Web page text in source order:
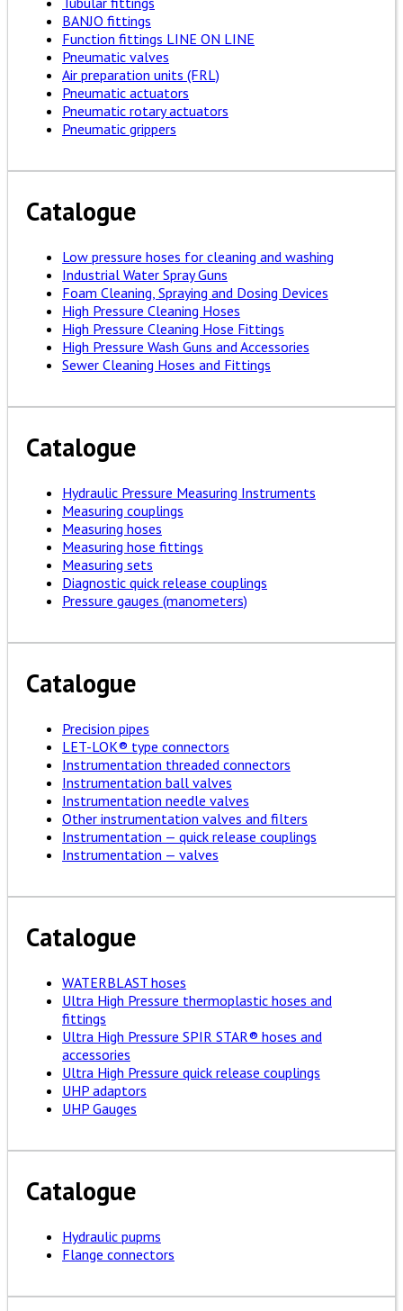
BANJO fittings
Function fittings LINE ON LINE
Pneumatic valves
Air preparation units (FRL)
Pneumatic actuators
Pneumatic rotary actuators
Pneumatic grippers
Catalogue
Low pressure hoses for cleaning and washing
Industrial Water Spray Guns
Foam Cleaning, Spraying and Dosing Devices
High Pressure Cleaning Hoses
High Pressure Cleaning Hose Fittings
High Pressure Wash Guns and Accessories
Sewer Cleaning Hoses and Fittings
Catalogue
Hydraulic Pressure Measuring Instruments
Measuring couplings
Measuring hoses
Measuring hose fittings
Measuring sets
Diagnostic quick release couplings
Pressure gauges (manometers)
Catalogue
Precision pipes
LET-LOK® type connectors
Instrumentation threaded connectors
Instrumentation ball valves
Instrumentation needle valves
Other instrumentation valves and filters
Instrumentation — quick release couplings
Instrumentation — valves
Catalogue
WATERBLAST hoses
Ultra High Pressure thermoplastic hoses and
fittings
Ultra High Pressure SPIR STAR® hoses and
accessories
Ultra High Pressure quick release couplings
UHP adaptors
UHP Gauges
Catalogue
Hydraulic pupms
Flange connectors